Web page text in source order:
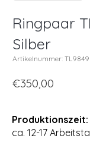
Ringpaar
Silber
Artikelnummer:
€350,00
Produktionszeit:
ca. 12-17